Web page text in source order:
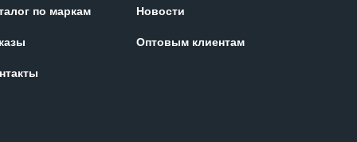
по маркам
Новости
Оптовым клиентам